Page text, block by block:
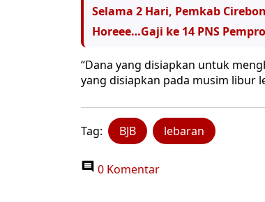
Selama 2 Hari, Pemkab
Horeee…Gaji ke 14 PNS
“Dana yang disiapkan untuk
yang disiapkan pada musim libur
Tag: BJB lebaran
0 Komentar